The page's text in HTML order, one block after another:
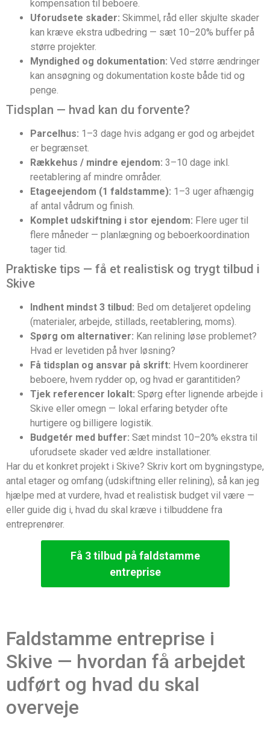
kompensation til beboere.
Uforudsete skader: Skimmel, råd eller skjulte skader
kan kræve ekstra udbedring — sæt 10–20% buffer på
større projekter.
Myndighed og dokumentation: Ved større ændringer
kan ansøgning og dokumentation koste både tid og
penge.
Tidsplan — hvad kan du forvente?
Parcelhus: 1–3 dage hvis adgang er god og arbejdet
er begrænset.
Rækkehus / mindre ejendom: 3–10 dage inkl.
reetablering af mindre områder.
Etageejendom (1 faldstamme): 1–3 uger afhængig
af antal vådrum og finish.
Komplet udskiftning i stor ejendom: Flere uger til
flere måneder — planlægning og beboerkoordination
tager tid.
Praktiske tips — få et realistisk og trygt tilbud i
Skive
Indhent mindst 3 tilbud: Bed om detaljeret opdeling
(materialer, arbejde, stillads, reetablering, moms).
Spørg om alternativer: Kan relining løse problemet?
Hvad er levetiden på hver løsning?
Få tidsplan og ansvar på skrift: Hvem koordinerer
beboere, hvem rydder op, og hvad er garantitiden?
Tjek referencer lokalt: Spørg efter lignende arbejde i
Skive eller omegn — lokal erfaring betyder ofte
hurtigere og billigere logistik.
Budgetér med buffer: Sæt mindst 10–20% ekstra til
uforudsete skader ved ældre installationer.
Har du et konkret projekt i Skive? Skriv kort om bygningstype,
antal etager og omfang (udskiftning eller relining), så kan jeg
hjælpe med at vurdere, hvad et realistisk budget vil være —
eller guide dig i, hvad du skal kræve i tilbuddene fra
entreprenører.
Få 3 tilbud på faldstamme
entreprise
Faldstamme entreprise i
Skive — hvordan få arbejdet
udført og hvad du skal
overveje